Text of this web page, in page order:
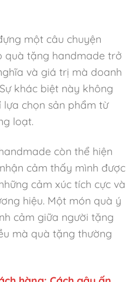
một câu chuyện
quà tặng handmade trở
và giá trị mà doanh
khác biệt này không
chọn sản phẩm từ
loạt.
còn thể hiện
cảm thấy mình được
cảm xúc tích cực và
hiệu. Một món quà ý
cảm giữa người tặng
mà quà tặng thường